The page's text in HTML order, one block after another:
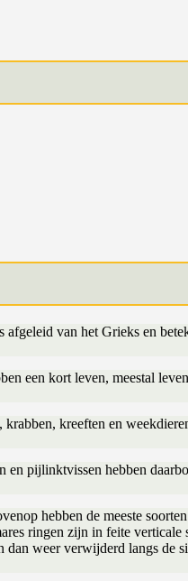
afgeleid van het Grieks en
een kort leven, meestal
kreeften en
en pijlinktvissen hebben
hebben de meeste
ringen zijn in feite verticale
dan weer verwijderd langs de